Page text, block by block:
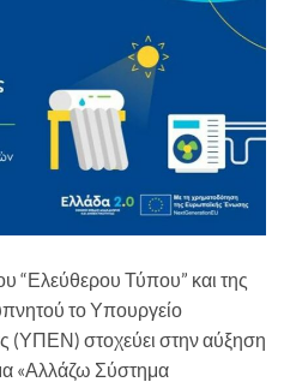
“Ελεύθερου Τύπου” και της
το Υπουργείο
(ΥΠΕΝ) στοχεύει στην αύξηση
«Αλλάζω Σύστημα